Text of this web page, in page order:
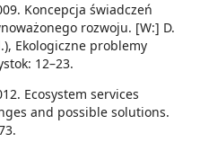
Koncepcja świadczeń
rozwoju. [W:] D.
Ekologiczne problemy
12–23.
Ecosystem services
and possible solutions.